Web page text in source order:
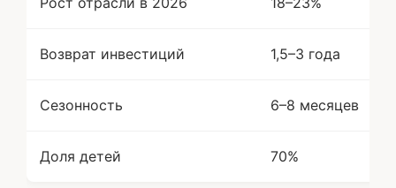
Возврат инвестиций 1,5–3 года
Сезонность 6–8 месяцев
Доля детей 70%